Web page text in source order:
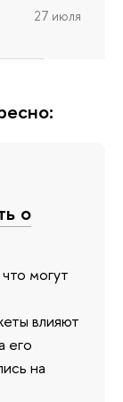
27 июля
о
могут
влияют
его
на